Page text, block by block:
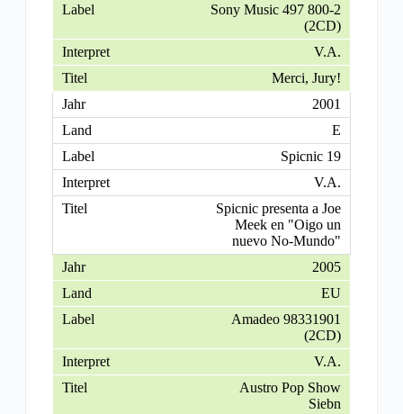
Sony Music 497 800-2
(2CD)
V.A.
Merci, Jury!
2001
E
Spicnic 19
V.A.
Spicnic presenta a Joe
Meek en "Oigo un
nuevo No-Mundo"
2005
EU
Amadeo 98331901
(2CD)
V.A.
Austro Pop Show
Siebn